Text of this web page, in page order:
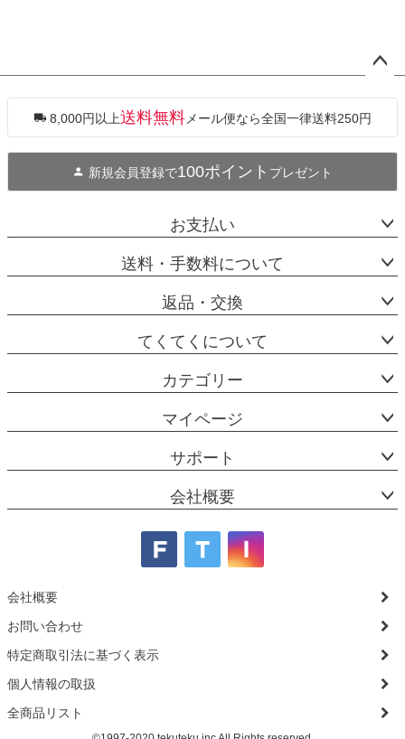
ジト
へ
8,000円以上送料無料 メール便なら全国一律送料250円
新規会員登録で100ポイント プレゼント
お支払い
送料・手数料について
返品・交換
てくてくについて
カテゴリー
マイページ
サポート
会社概要
会社概要
お問い合わせ
特定商取引法に基づく表示
個人情報の取扱
全商品リスト